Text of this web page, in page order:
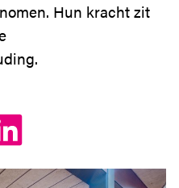
Hun kracht zit